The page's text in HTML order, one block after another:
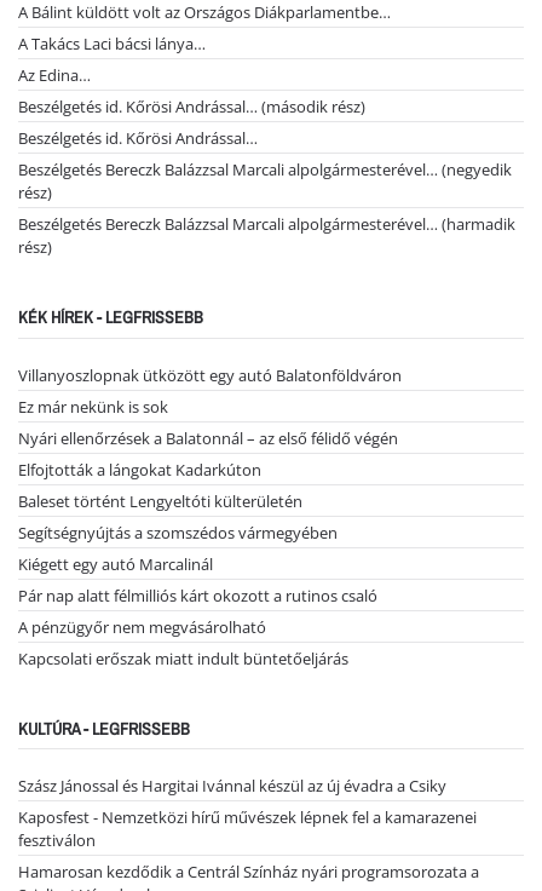
A Bálint küldött volt az Országos Diákparlamentbe…
A Takács Laci bácsi lánya…
Az Edina…
Beszélgetés id. Kőrösi Andrással… (második rész)
Beszélgetés id. Kőrösi Andrással…
Beszélgetés Bereczk Balázzsal Marcali alpolgármesterével… (negyedik
rész)
Beszélgetés Bereczk Balázzsal Marcali alpolgármesterével… (harmadik
rész)
KÉK HÍREK - LEGFRISSEBB
Villanyoszlopnak ütközött egy autó Balatonföldváron
Ez már nekünk is sok
Nyári ellenőrzések a Balatonnál – az első félidő végén
Elfojtották a lángokat Kadarkúton
Baleset történt Lengyeltóti külterületén
Segítségnyújtás a szomszédos vármegyében
Kiégett egy autó Marcalinál
Pár nap alatt félmilliós kárt okozott a rutinos csaló
A pénzügyőr nem megvásárolható
Kapcsolati erőszak miatt indult büntetőeljárás
KULTÚRA - LEGFRISSEBB
Szász Jánossal és Hargitai Ivánnal készül az új évadra a Csiky
Kaposfest - Nemzetközi hírű művészek lépnek fel a kamarazenei
fesztiválon
Hamarosan kezdődik a Centrál Színház nyári programsorozata a